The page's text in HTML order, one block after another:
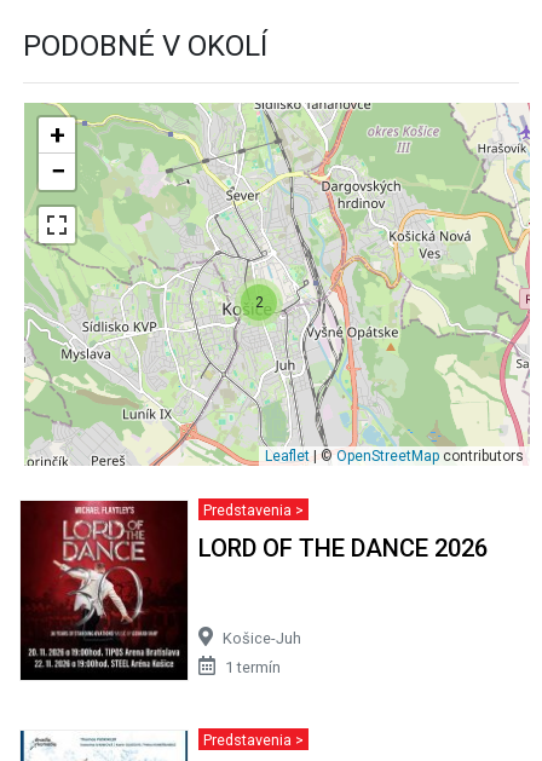
PODOBNÉ V OKOLÍ
2
+
−
Leaflet | ©OpenStreetMap contributors
Predstavenia >
LORD OF THE DANCE 2026
Košice-Juh
1 termín
Predstavenia >